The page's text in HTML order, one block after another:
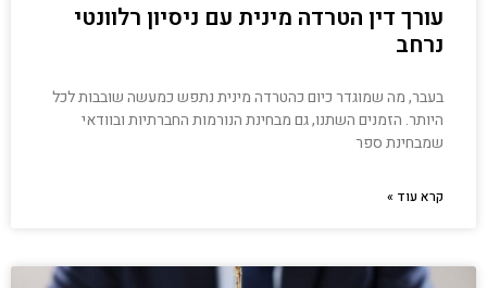
עורך דין הטרדה מינית עם ניסיון רלוונטי
נרחב
בעבר, מה שמוגדר כיום כהטרדה מינית נתפש כמעשה שובבות לכל
היותר. הזמנים השתנו, גם מבחינת הנורמות החברתיות ובוודאי
שמבחינת ספר
קרא עוד »